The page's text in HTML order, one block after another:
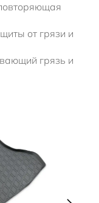
от грязи и
грязь и